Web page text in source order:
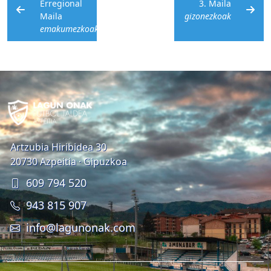
Erregional
Maila
emakumezkoak
3. Maila
gizonezkoak
Artzubia Hiribidea 30
20730 Azpeitia · Gipuzkoa
609 794 520
943 815 907
info@lagunonak.com